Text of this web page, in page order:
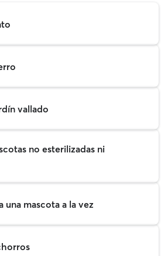
vallado
no esterilizadas ni
una mascota a la vez